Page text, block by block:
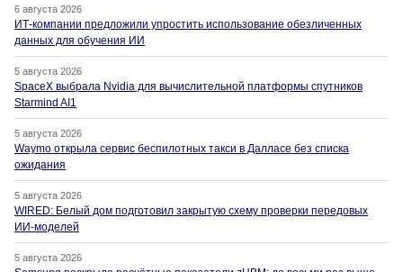
6 августа 2026
ИТ-компании предложили упростить использование обезличенных
данных для обучения ИИ
5 августа 2026
SpaceX выбрала Nvidia для вычислительной платформы спутников
Starmind AI1
5 августа 2026
Waymo открыла сервис беспилотных такси в Далласе без списка
ожидания
5 августа 2026
WIRED: Белый дом подготовил закрытую схему проверки передовых
ИИ-моделей
5 августа 2026